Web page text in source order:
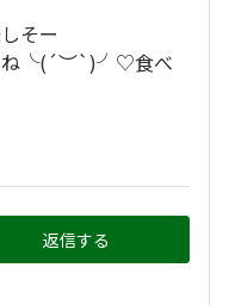
そー
ね╰( ´︶`)╯♡食べ
返信する